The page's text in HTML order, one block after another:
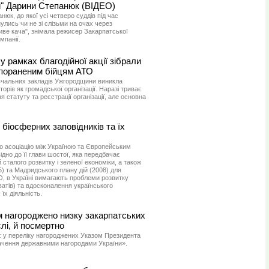
Дарини Степанюк (ВІДЕО)
до якої усі четверо суддів під час
чи не зі слізьми на очах через
кача", знімала режисер Закарпатської
благодійної акції зібрали
бійцям АТО
закладів Ужгородщини виникла
як громадської організації. Наразі триває
статуту та реєстрації організації, але основна
заповідників та їх
асоціацію між Україною та Європейським
до її глави шостої, яка передбачає
розвитку і зеленої економіки, а також
та Мадридського плану дій (2008) для
Україні вимагають проблеми розвитку
та вдосконалення українського
діяльність.
низку закарпатських
й посмертно
у переліку нагороджених Указом Президента
державними нагородами України».